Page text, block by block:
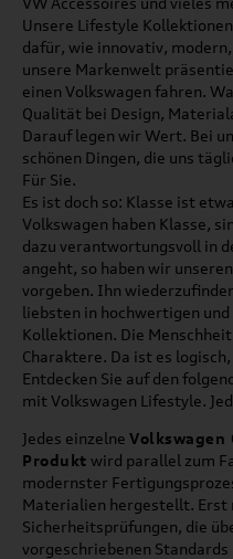
Unsere Lifestyle
dafür, wie innovativ,
unsere Markenwelt
einen Volkswagen fahren.
Qualität bei Design,
Darauf legen wir Wert. Bei
schönen Dingen, die uns
Für Sie.
Es ist doch so: Klasse ist
Volkswagen haben Klasse,
dazu verantwortungsvoll in
angeht, so haben wir
vorgeben. Ihn
liebsten in hochwertigen
Kollektionen. Die
Charaktere. Da ist es
Entdecken Sie auf den
mit Volkswagen Lifestyle.
Jedes einzelne Volkswagen
Produkt wird parallel zum
modernster
Materialien hergestellt. Erst
Sicherheitsprüfungen, die
vorgeschriebenen